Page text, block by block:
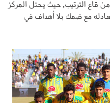
قاع الترتيب, حيث يحتل المركز
8 نقاط بعد تعادله مع ضمك بلا أهداف في